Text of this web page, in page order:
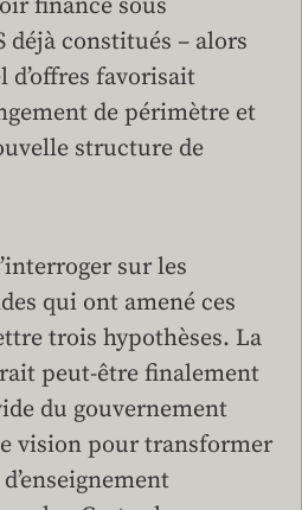
financé sous
déjà constitués – alors
d’offres favorisait
de périmètre et
structure de
sur les
qui ont amené ces
trois hypothèses. La
peut-être finalement
du gouvernement
vision pour transformer